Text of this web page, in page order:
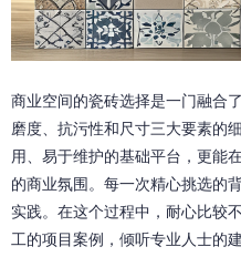
商业空间的瓷砖选择是一门融合
磨度、抗污性和尺寸三大要素的
用、易于维护的基础平台，更能
的商业氛围。每一次精心挑选的
实践。在这个过程中，耐心比较
工的项目案例，倾听专业人士的